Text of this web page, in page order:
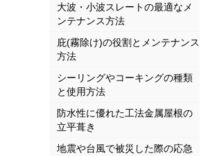
大波・小波スレートの最適なメ
ンテナンス方法
庇(霧除け)の役割とメンテナンス
方法
シーリングやコーキングの種類
と使用方法
防水性に優れた工法金属屋根の
立平葺き
地震や台風で被災した際の応急